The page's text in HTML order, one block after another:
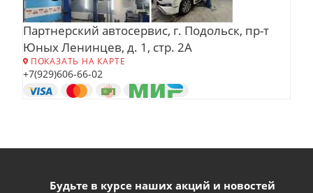
Партнерский автосервис, г. Подольск, пр-т
Юных Ленинцев, д. 1, стр. 2А
ПОКАЗАТЬ НА КАРТЕ
+7(929)606-66-02
Будьте в курсе наших акций и новостей